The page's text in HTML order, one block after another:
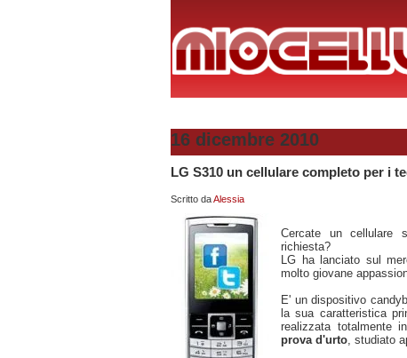
16 dicembre 2010
LG S310 un cellulare completo per i
Scritto daAlessia
Cercate un cellulare
richiesta?
LG ha lanciato sul
molto giovane
E' un dispositivo
la sua caratteristica
realizzata totalmente
prova d'urto , studiato